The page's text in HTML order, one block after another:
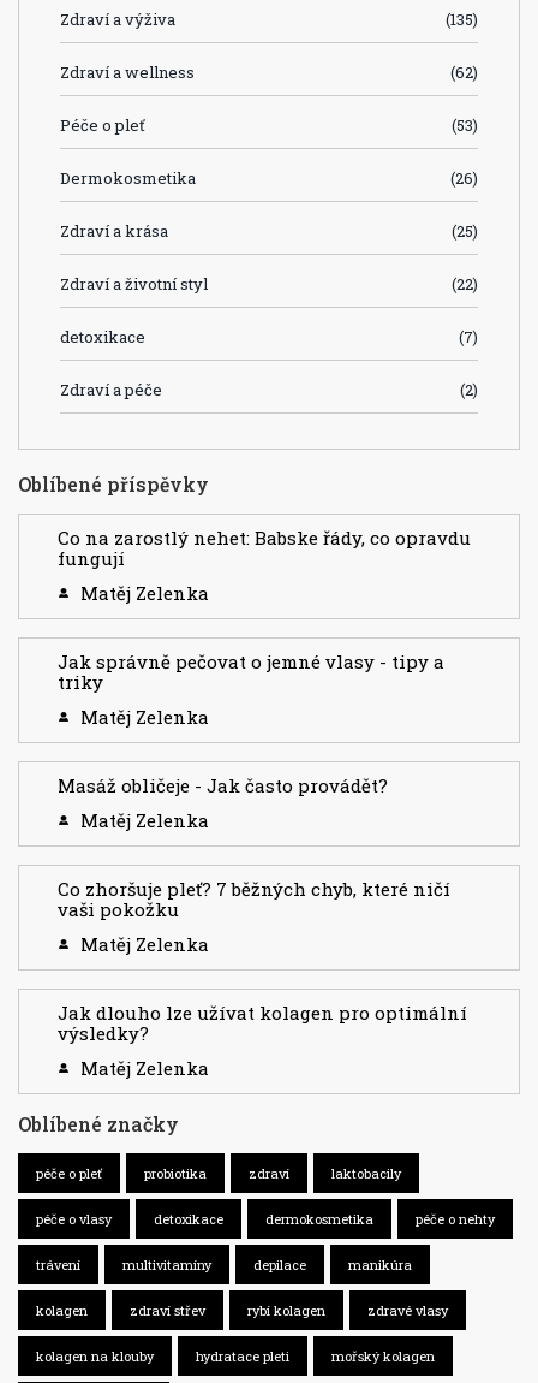
Zdraví a výživa (135)
Zdraví a wellness (62)
Péče o pleť (53)
Dermokosmetika (26)
Zdraví a krása (25)
Zdraví a životní styl (22)
detoxikace (7)
Zdraví a péče (2)
Oblíbené příspěvky
Co na zarostlý nehet: Babske řády, co opravdu
fungují
Matěj Zelenka
Jak správně pečovat o jemné vlasy - tipy a
triky
Matěj Zelenka
Masáž obličeje - Jak často provádět?
Matěj Zelenka
Co zhoršuje pleť? 7 běžných chyb, které ničí
vaši pokožku
Matěj Zelenka
Jak dlouho lze užívat kolagen pro optimální
výsledky?
Matěj Zelenka
Oblíbené značky
péče o pleť probiotika zdraví laktobacily
péče o vlasy detoxikace dermokosmetika péče o nehty
trávení multivitamíny depilace manikúra
kolagen zdraví střev rybí kolagen zdravé vlasy
kolagen na klouby hydratace pleti mořský kolagen